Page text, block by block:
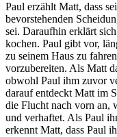
Paul erzählt Matt, dass
bevorstehenden
sei. Daraufhin erklärt
kochen. Paul gibt vor,
zu seinem Haus zu
vorzubereiten. Als Matt
obwohl Paul ihm zuvor
darauf entdeckt Matt im
die Flucht nach vorn an,
und verhaftet. Als Paul
erkennt Matt, dass Paul